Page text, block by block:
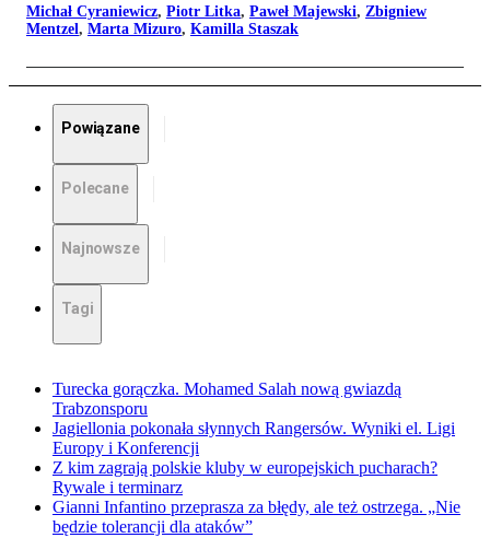
Michał Cyraniewicz, Piotr Litka, Paweł Majewski, Zbigniew
Mentzel, Marta Mizuro, Kamilla Staszak
Powiązane
Polecane
Najnowsze
Tagi
Turecka gorączka. Mohamed Salah nową gwiazdą
Trabzonsporu
Jagiellonia pokonała słynnych Rangersów. Wyniki el. Ligi
Europy i Konferencji
Z kim zagrają polskie kluby w europejskich pucharach?
Rywale i terminarz
Gianni Infantino przeprasza za błędy, ale też ostrzega. „Nie
będzie tolerancji dla ataków”